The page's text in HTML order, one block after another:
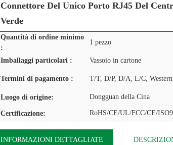
Connettore Del Unico Porto RJ45 Del
Verde
Quantità di ordine minimo
:
1 pezzo
Imballaggi particolari : Vassoio in cartone
Termini di pagamento :
Luogo di origine: Dongguan della Cina
Certificazione: RoHS/CE/UL/FCC/CE/
INFORMAZIONI DETTAGLIATE